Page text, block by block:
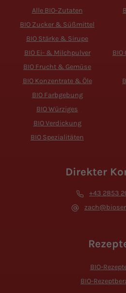
Alle BIO-Zutaten
BIO Zucker & Süßmittel
BIO Stärke & Sirupe
BIO Ei- & Milchpulver
BIO Frucht & Gemüse
BIO Konzentrate & Öle
BIO Farbgebung
BIO Würziges
BIO Verdickung
BIO Spezialitäten
Direkter
+43 2853
BIO-
BIO-